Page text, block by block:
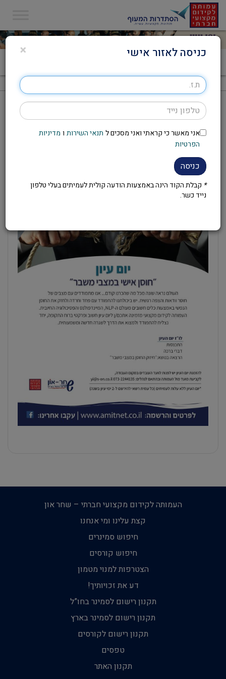
יום עיון – חוסן אישי
להזמנת יום העיון יש לפנות לועד
העובדים במקום העבודה
העמותה לקידום מקצועי חברתי – שחר און
קצת עלינו ומי אנחנו
חיפוש סמינרים
חיפוש קורסים
הצטרפות למנוי מטמון
דע את זכויותיך!
תקנון רישום לסמינר בחו”ל
תקנון רישום לסמינר בארץ
תקנון רישום לקורסים
טפסים
תקנון האתר
× כניסה לאזור אישי
אני מאשר כי קראתי ואני מסכים ל תנאי השירות ו מדיניות
הפרטיות
כניסה
* קבלת הקוד הינה באמצעות הודעה קולית לעמיתים בעלי טלפון
נייד כשר.